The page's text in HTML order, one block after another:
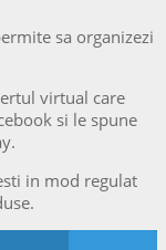
sa organizezi
virtual care
si le spune
in mod regulat